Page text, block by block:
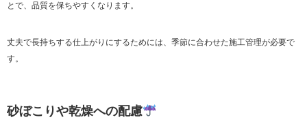
とで、品質を保ちやすくなります。
丈夫で長持ちする仕上がりにするためには、季節に合わせた施工管理が必要で
す。
砂ぼこりや乾燥への配慮